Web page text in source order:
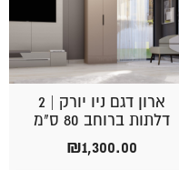
ארון דגם ניו יורק | 2
דלתות ברוחב 80 ס"מ
₪1,300.00